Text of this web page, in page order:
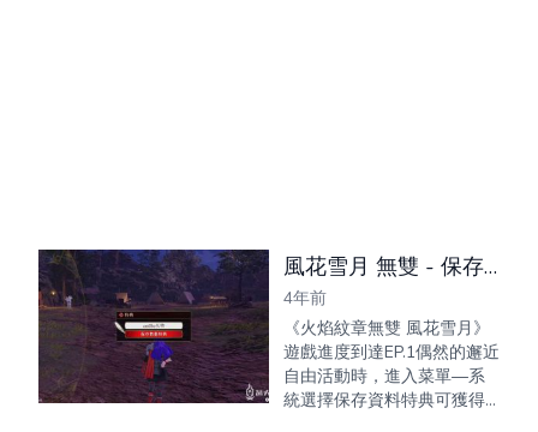
風花雪月 無雙 - 保存資料特典獲得方式
4年前
《火焰紋章無雙 風花雪月》
遊戲進度到達EP.1偶然的邂近
自由活動時，進入菜單—系
統選擇保存資料特典可獲得